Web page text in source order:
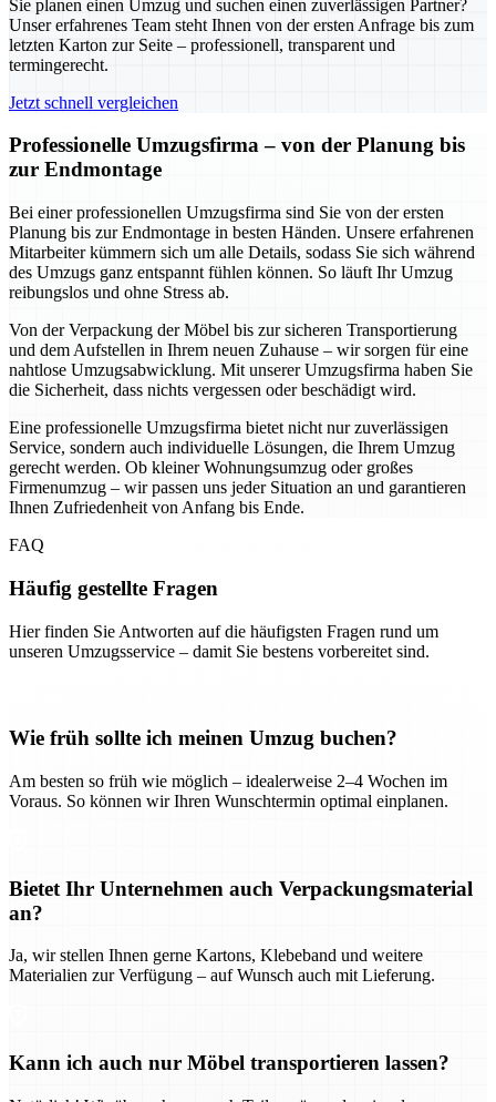
Sie planen einen Umzug und suchen einen zuverlässigen Partner?
Unser erfahrenes Team steht Ihnen von der ersten Anfrage bis zum
letzten Karton zur Seite – professionell, transparent und
termingerecht.
Jetzt schnell vergleichen
Professionelle Umzugsfirma – von der Planung bis
zur Endmontage
Bei einer professionellen Umzugsfirma sind Sie von der ersten
Planung bis zur Endmontage in besten Händen. Unsere erfahrenen
Mitarbeiter kümmern sich um alle Details, sodass Sie sich während
des Umzugs ganz entspannt fühlen können. So läuft Ihr Umzug
reibungslos und ohne Stress ab.
Von der Verpackung der Möbel bis zur sicheren Transportierung
und dem Aufstellen in Ihrem neuen Zuhause – wir sorgen für eine
nahtlose Umzugsabwicklung. Mit unserer Umzugsfirma haben Sie
die Sicherheit, dass nichts vergessen oder beschädigt wird.
Eine professionelle Umzugsfirma bietet nicht nur zuverlässigen
Service, sondern auch individuelle Lösungen, die Ihrem Umzug
gerecht werden. Ob kleiner Wohnungsumzug oder großes
Firmenumzug – wir passen uns jeder Situation an und garantieren
Ihnen Zufriedenheit von Anfang bis Ende.
FAQ
Häufig gestellte Fragen
Hier finden Sie Antworten auf die häufigsten Fragen rund um
unseren Umzugsservice – damit Sie bestens vorbereitet sind.
Wie früh sollte ich meinen Umzug buchen?
Am besten so früh wie möglich – idealerweise 2–4 Wochen im
Voraus. So können wir Ihren Wunschtermin optimal einplanen.
Bietet Ihr Unternehmen auch Verpackungsmaterial
an?
Ja, wir stellen Ihnen gerne Kartons, Klebeband und weitere
Materialien zur Verfügung – auf Wunsch auch mit Lieferung.
Kann ich auch nur Möbel transportieren lassen?